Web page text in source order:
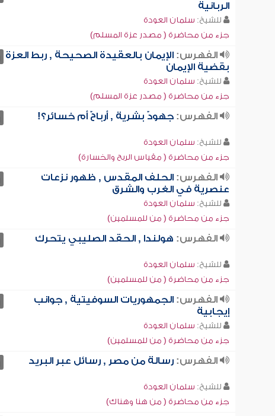
الربانية
للشيخ: سلمان العودة
جزء من محاضرة ( مصدر عزة المسلم)
الفهرس:الإيمان بالعقيدة الصحيحة , ربط العزة
بقضية الإيمان
للشيخ: سلمان العودة
جزء من محاضرة ( مصدر عزة المسلم)
الفهرس:جهودٌ بشرية , أرباحٌ أم خسائر؟!
للشيخ: سلمان العودة
جزء من محاضرة ( مقياس الربح والخسارة)
الفهرس:الحلف المقدس , ظهور نزعات
عنصرية في الغرب والشرق
للشيخ: سلمان العودة
جزء من محاضرة ( من للمسلمين)
الفهرس: هولندا , الحقد الصليبي يتحرك
للشيخ: سلمان العودة
جزء من محاضرة ( من للمسلمين)
الفهرس:الجمهوريات السوفيتية , جوانب
إيجابية
للشيخ: سلمان العودة
جزء من محاضرة ( من للمسلمين)
الفهرس:رسالة من مصر , رسائل عبر البريد
للشيخ: سلمان العودة
جزء من محاضرة ( من هنا وهناك)